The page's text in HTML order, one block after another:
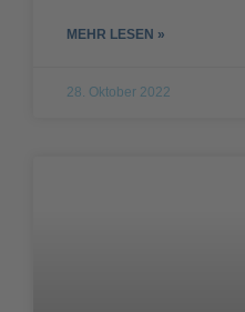
MEHR LESEN »
28. Oktober 2022